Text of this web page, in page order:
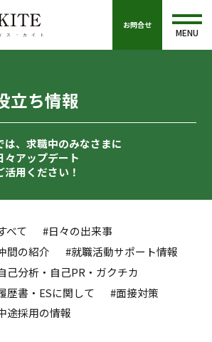
お問合せ
MENU
立ち情報
は、求職中のみなさまに
々アップデート
用ください！
べて
#日々の出来事
間の紹介
#就職活動サポート情報
己分析・自己PR・ガクチカ
歴書・ESに関して
#面接対策
途採用の情報